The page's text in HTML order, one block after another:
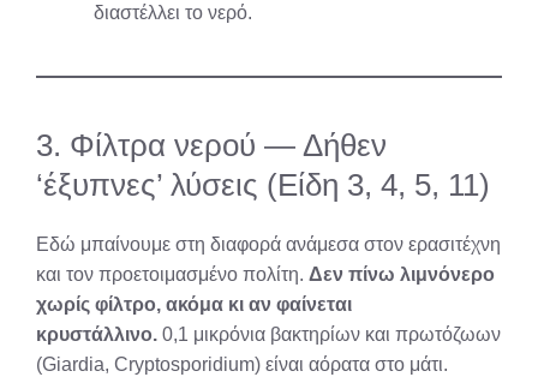
διαστέλλει το νερό.
3. Φίλτρα νερού — Δήθεν
‘έξυπνες’ λύσεις (Είδη 3, 4, 5, 11)
Εδώ μπαίνουμε στη διαφορά ανάμεσα στον ερασιτέχνη
και τον προετοιμασμένο πολίτη. Δεν πίνω λιμνόνερο
χωρίς φίλτρο, ακόμα κι αν φαίνεται
κρυστάλλινο. 0,1 μικρόνια βακτηρίων και πρωτόζωων
(Giardia, Cryptosporidium) είναι αόρατα στο μάτι.